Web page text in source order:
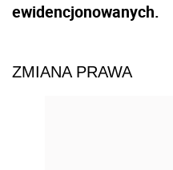
ewidencjonowanych.
ZMIANA PRAWA